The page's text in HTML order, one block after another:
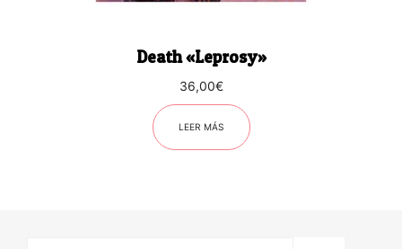
Death «Leprosy»
36,00€
LEER MÁS